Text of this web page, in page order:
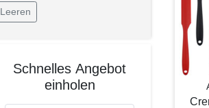
Leeren
Schnelles Angebot
einholen